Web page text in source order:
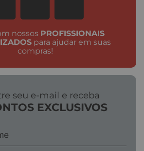
nossos PROFISSIONAIS
para ajudar em suas
compras!
seu e-mail e receba
EXCLUSIVOS